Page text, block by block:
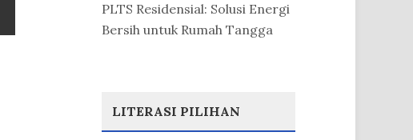
PLTS Residensial: Solusi Energi
Bersih untuk Rumah Tangga
LITERASI PILIHAN